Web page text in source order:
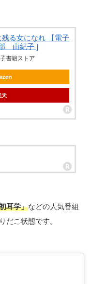
る女になれ 【電子
由紀子 ]
書籍ストア
天
耳学」などの人気番組
だこ状態です。